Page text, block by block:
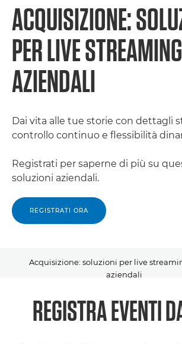
ACQUISIZIONE:
PER LIVE
AZIENDALI
Dai vita alle tue storie con dettagli
controllo continuo e flessibilità
Registrati per saperne di più su
soluzioni aziendali.
REGISTRATI ORA
Acquisizione: soluzioni per live
aziendali
Panoramica
REGISTRA EVENTI